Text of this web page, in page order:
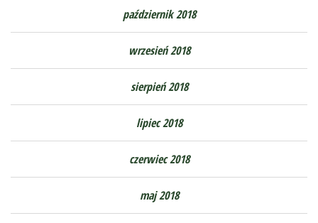
październik 2018
wrzesień 2018
sierpień 2018
lipiec 2018
czerwiec 2018
maj 2018